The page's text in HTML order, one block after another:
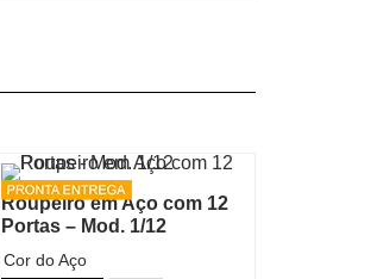
Roupeiro em Aço com 12
Portas – Mod. 1/12
Cor do Aço